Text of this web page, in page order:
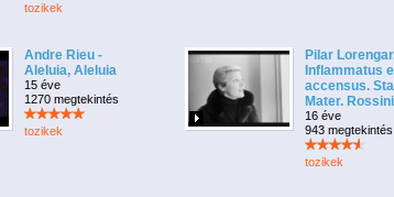
tozikek
Andre Rieu -
Aleluia, Aleluia
15 éve
1270 megtekintés
tozikek
Pilar
Inflammatus
accensus.
Mater.
16 éve
943 megtekintés
tozikek